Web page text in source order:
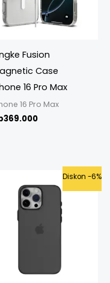
Fusion
Case
16 Pro Max
16 Pro Max
369.000
Diskon -6%
Original
price
was:
Rp399.000.
is: